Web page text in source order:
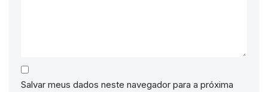
Salvar meus dados neste navegador para a próxima